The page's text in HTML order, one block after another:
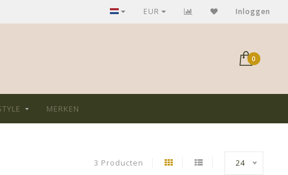
GRATIS verzending bij aankoop > €75,-
EUR Inloggen
0
MERKEN
3 Producten 24